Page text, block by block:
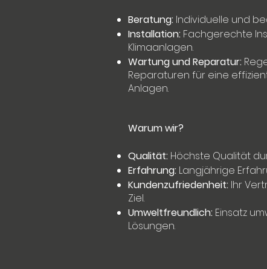
Beratung: Individuelle und
Installation: Fachgerechte
Klimaanlagen.
Wartung und Reparatur:
Reparaturen für eine
Anlagen.
Warum wir?
Qualität: Höchste Qualität
Erfahrung: Langjährige
Kundenzufriedenheit: Ihr
Ziel.
Umweltfreundlich: Einsatz
Lösungen.